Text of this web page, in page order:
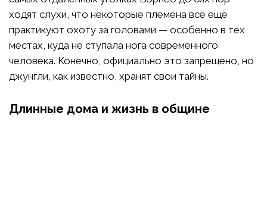
ходят слухи, что некоторые племена всё ещё
практикуют охоту за головами — особенно в тех
местах, куда не ступала нога современного
человека. Конечно, официально это запрещено, но
джунгли, как известно, хранят свои тайны.
Длинные дома и жизнь в общине